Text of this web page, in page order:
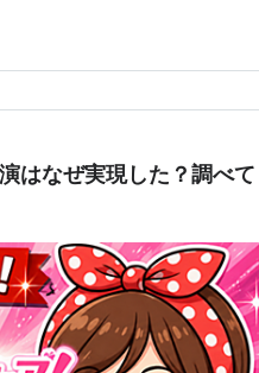
ところが楽しいのです。 しかし
はなぜ実現した？調べて